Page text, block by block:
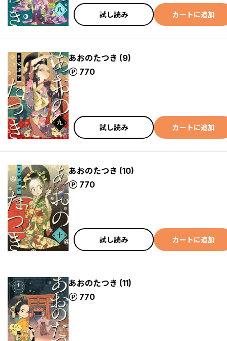
試し読み カートに追加
あおのたつき (9)
770
ポイント
試し読み カートに追加
あおのたつき (10)
770
ポイント
試し読み カートに追加
あおのたつき (11)
770
ポイント